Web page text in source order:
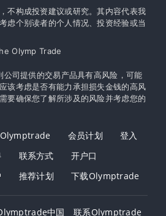
不构成投资建议或研究。其内容代表我
虑个别读者的个人情况、投资经验或当
Olymp Trade
公司提供的交易产品具有高风险，可能
该考虑是否有能力承担损失金钱的高风
要确保您了解所涉及的风险并考虑您的
会员计划
登入
联系方式
开户口
推荐计划 下载Olymptrade
中国 联系Olymptrade